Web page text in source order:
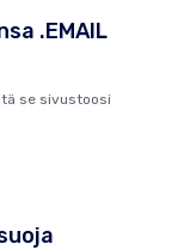
.EMAIL
se sivustoosi